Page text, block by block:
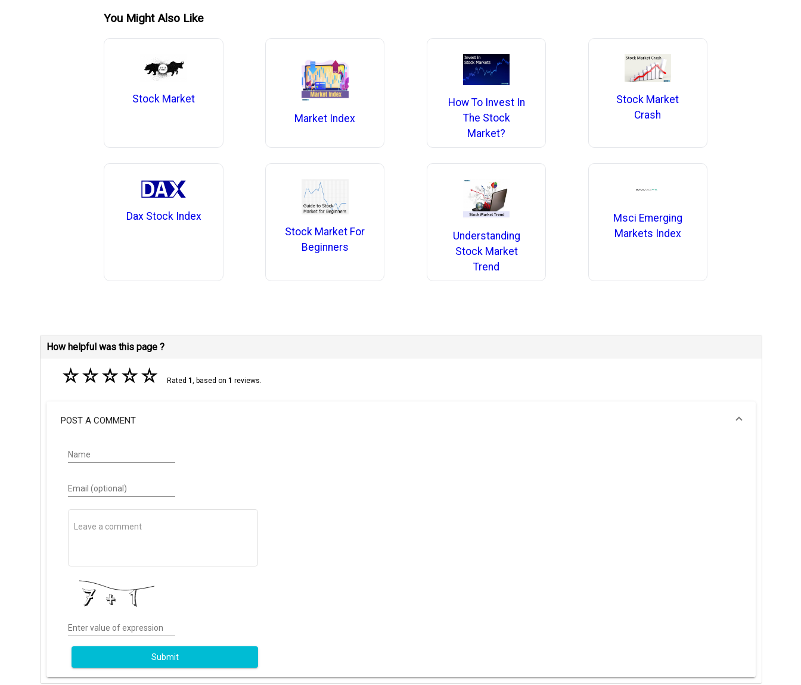
You Might Also Like
Stock Market
Market Index
How To Invest In
The Stock
Market?
Stock Market
Crash
Dax Stock Index
Stock Market For
Beginners
Understanding
Stock Market
Trend
Msci Emerging
Markets Index
How helpful was this page ?
☆☆☆☆☆ Rated 1 , based on 1 reviews.
POST A COMMENT
Name
Email (optional)
Enter value of expression
Submit